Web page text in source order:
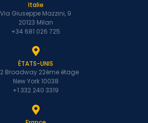
Italie
Via Giuseppe Mazzini, 9
20123 Milan
+34 681 026 725
ÉTATS-UNIS
Broadway 22ème étage
New York 10038
+1 332 240 3319